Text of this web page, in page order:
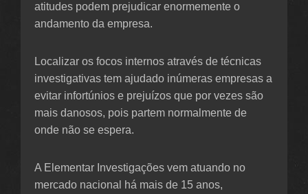
atitudes podem prejudicar enormemente o
andamento da empresa.
Localizar os focos internos através de técnicas
investigativas tem ajudado inúmeras empresas a
evitar infortúnios e prejuízos que por vezes são
mais danosos, pois partem normalmente de
onde não se espera.
A Elementar Investigações vem atuando no
mercado nacional há mais de 15 anos,